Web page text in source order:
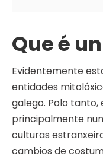
Que é
Evidentemente
entidades
galego. Polo
principalmente
culturas
cambios de